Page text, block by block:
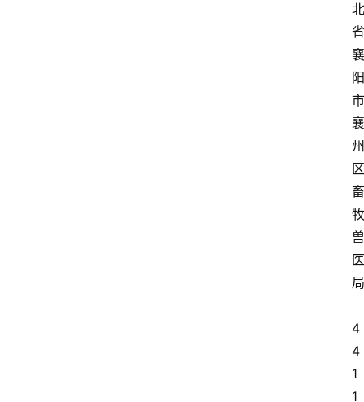
北
省
襄
阳
市
襄
州
区
畜
牧
兽
医
局
4
4
1
1